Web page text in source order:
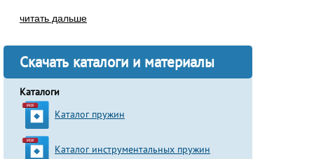
читать дальше
Скачать каталоги и материалы
Каталоги
Каталог пружин
Каталог инструментальных пружин